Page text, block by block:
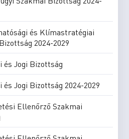
és Klímastratégiai
2024-2029
és Jogi Bizottság
és Jogi Bizottság 2024-2029
Ellenőrző Szakmai